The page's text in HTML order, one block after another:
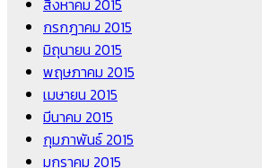
สิงหาคม 2015
กรกฎาคม 2015
มิถุนายน 2015
พฤษภาคม 2015
เมษายน 2015
มีนาคม 2015
กุมภาพันธ์ 2015
มกราคม 2015